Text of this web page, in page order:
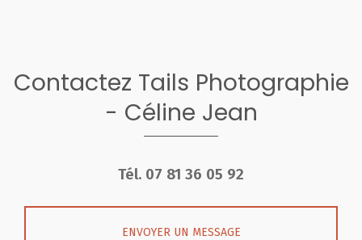
Contactez Tails Photographie
- Céline Jean
Tél. 07 81 36 05 92
ENVOYER UN MESSAGE